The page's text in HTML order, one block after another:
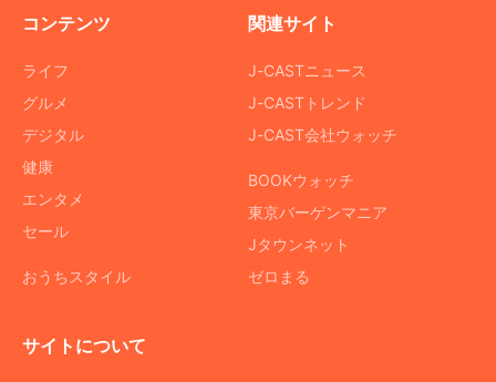
コンテンツ
ライフ
グルメ
デジタル
健康
エンタメ
セール
おうちスタイル
関連サイト
J-CASTニュース
J-CASTトレンド
J-CAST会社ウォッチ
BOOKウォッチ
東京バーゲンマニア
Jタウンネット
ゼロまる
サイトについて